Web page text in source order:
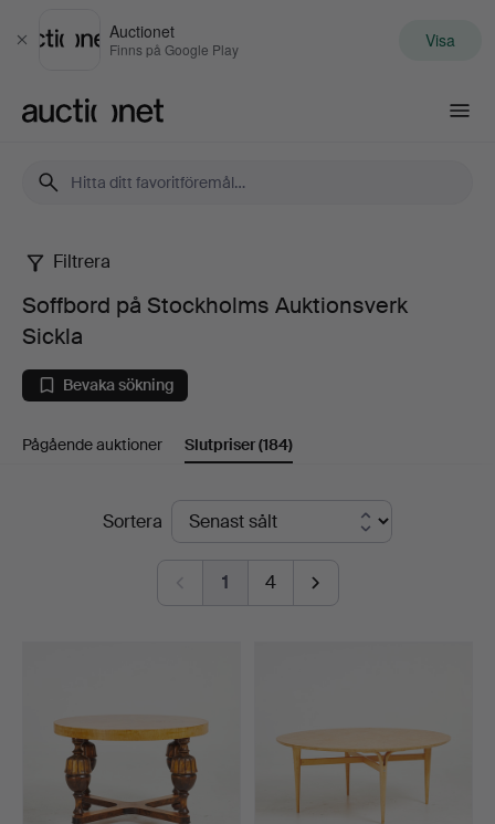
Stäng
Auctionet
Finns på Google Play Visa
Soffbord
på
Stockholms
Auktionsverk
Filtrera
Soffbord på Stockholms Auktionsverk
Sickla
Bevaka sökning
Pågående auktioner Slutpriser(184)
SlutpriserSortera
1 4